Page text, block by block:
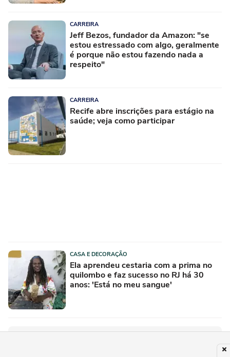
CARREIRA
Jeff Bezos, fundador da Amazon: "se
estou estressado com algo, geralmente
é porque não estou fazendo nada a
respeito"
CARREIRA
Recife abre inscrições para estágio na
saúde; veja como participar
CASA E DECORAÇÃO
Ela aprendeu cestaria com a prima no
quilombo e faz sucesso no RJ há 30
anos: 'Está no meu sangue'